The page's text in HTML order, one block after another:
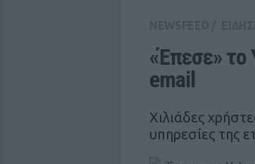
«Έπεσε» το
email
Χιλιάδες
υπηρεσίες της